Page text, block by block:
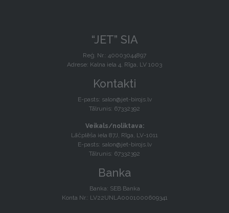
“JET” SIA
Reģ. Nr.: 40003044897
Adrese: Kalna iela 4, Rīga, LV 1003
Kontakti
E-pasts: salon@jet-birojs.lv
Tālrunis: 67332392
Veikals/noliktava:
Lāčplēša iela 87J, Rīga, LV-1011
E-pasts: salon@jet-birojs.lv
Tālrunis: 67332392
Banka
Banka: SEB Banka
Konta Nr.: LV22UNLA0001000609341